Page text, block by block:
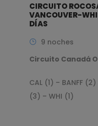
CIRCUITO
VANCOUVER-
DÍAS
9 noches
Circuito Canadá
CAL (1) – BANFF
(3) – WHI (1)